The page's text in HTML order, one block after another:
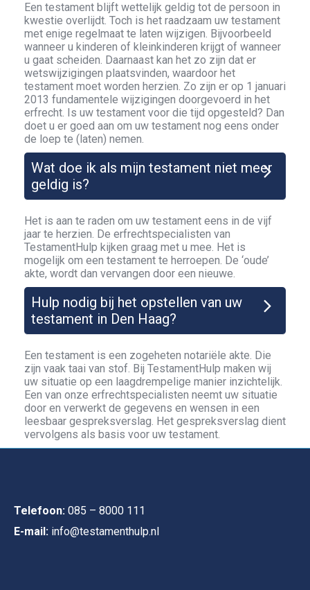
Een testament blijft wettelijk geldig tot de persoon in
kwestie overlijdt. Toch is het raadzaam uw testament
met enige regelmaat te laten wijzigen. Bijvoorbeeld
wanneer u kinderen of kleinkinderen krijgt of wanneer
u gaat scheiden. Daarnaast kan het zo zijn dat er
wetswijzigingen plaatsvinden, waardoor het
testament moet worden herzien. Zo zijn er op 1 januari
2013 fundamentele wijzigingen doorgevoerd in het
erfrecht. Is uw testament voor die tijd opgesteld? Dan
doet u er goed aan om uw testament nog eens onder
de loep te (laten) nemen.
Wat doe ik als mijn testament niet meer
geldig is?
Het is aan te raden om uw testament eens in de vijf
jaar te herzien. De erfrechtspecialisten van
TestamentHulp kijken graag met u mee. Het is
mogelijk om een testament te herroepen. De ‘oude’
akte, wordt dan vervangen door een nieuwe.
Hulp nodig bij het opstellen van uw
testament in Den Haag?
Een testament is een zogeheten notariële akte. Die
zijn vaak taai van stof. Bij TestamentHulp maken wij
uw situatie op een laagdrempelige manier inzichtelijk.
Een van onze erfrechtspecialisten neemt uw situatie
door en verwerkt de gegevens en wensen in een
leesbaar gespreksverslag. Het gespreksverslag dient
vervolgens als basis voor uw testament.
Telefoon: 085 – 8000 111
E-mail: info@testamenthulp.nl